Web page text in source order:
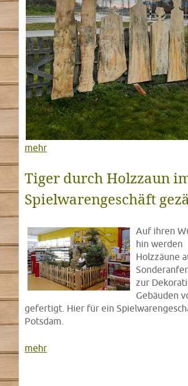
mehr
Tiger durch Holzzaun
Spielwarengeschäft
Auf ihren
hin werden
Holzzäune
zur
Gebäuden
gefertigt. Hier für ein
Potsdam.
mehr